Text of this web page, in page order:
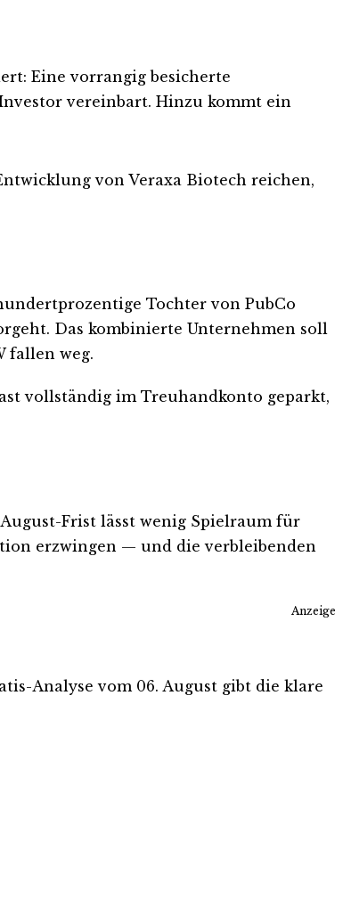
Eine vorrangig besicherte
vereinbart. Hinzu kommt ein
von Veraxa Biotech reichen,
Tochter von PubCo
Das kombinierte Unternehmen soll
fallen weg.
vollständig im Treuhandkonto geparkt,
Frist lässt wenig Spielraum für
erzwingen — und die verbleibenden
Anzeige
Analyse vom 06. August gibt die klare